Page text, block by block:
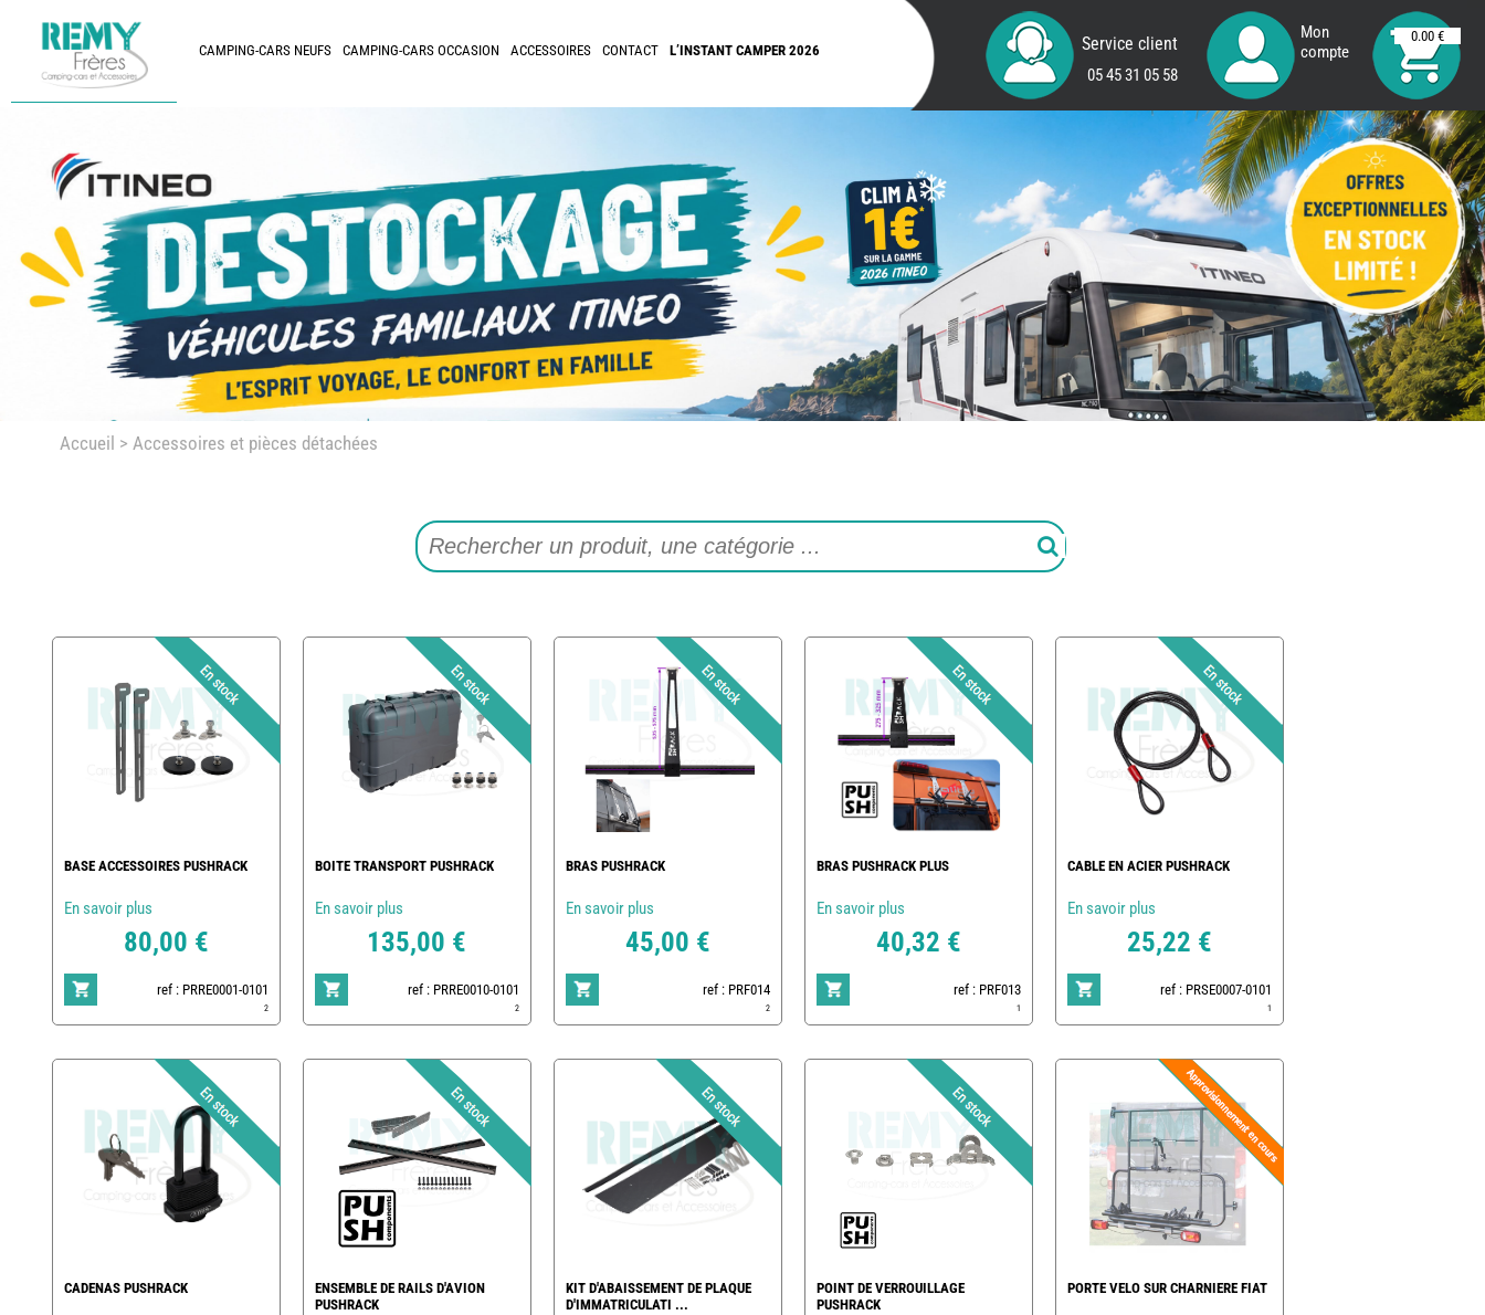
CAMPING-CARS NEUFS CAMPING-CARS OCCASION ACCESSOIRES CONTACT L’INSTANT CAMPER 2026 Service client
05 45 31 05 58
Mon
compte
0.00 €
Accueil > Accessoires et pièces détachées
BASE ACCESSOIRES PUSHRACK
En savoir plus
80,00 €
ref : PRRE0001-0101
2
BOITE TRANSPORT PUSHRACK
En savoir plus
135,00 €
ref : PRRE0010-0101
2
BRAS PUSHRACK
En savoir plus
45,00 €
ref : PRF014
2
BRAS PUSHRACK PLUS
En savoir plus
40,32 €
ref : PRF013
1
CABLE EN ACIER PUSHRACK
En savoir plus
25,22 €
ref : PRSE0007-0101
1
CADENAS PUSHRACK
ENSEMBLE DE RAILS D'AVION
PUSHRACK
KIT D'ABAISSEMENT DE PLAQUE
D'IMMATRICULATI ...
POINT DE VERROUILLAGE
PUSHRACK
PORTE VELO SUR CHARNIERE FIAT